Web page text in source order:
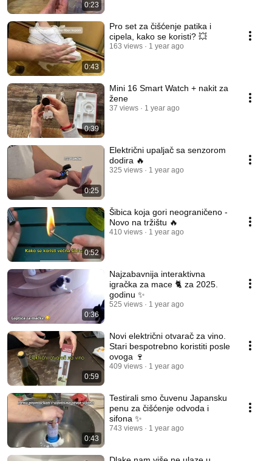
0:23
0:43
Pro set za čišćenje patika i
cipela, kako se koristi? 💥
163 views 1 year ago
0:39
Mini 16 Smart Watch + nakit za
žene
37 views 1 year ago
0:25
Električni upaljač sa senzorom
dodira 🔥
325 views 1 year ago
0:52
Šibica koja gori neograničeno -
Novo na tržištu 🔥
410 views 1 year ago
0:36
Najzabavnija interaktivna
igračka za mace 🐈 za 2025.
godinu ✨
525 views 1 year ago
0:59
Novi električni otvarač za vino.
Stari bespotrebno koristiti posle
ovoga 🍷
409 views 1 year ago
0:43
Testirali smo čuvenu Japansku
penu za čišćenje odvoda i
sifona ✨
743 views 1 year ago